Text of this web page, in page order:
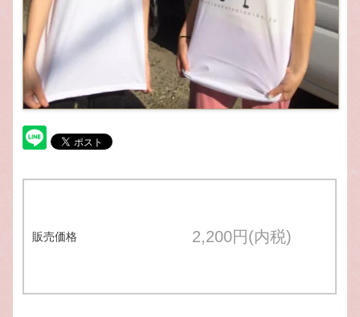
販売価格 2,200円(内税)